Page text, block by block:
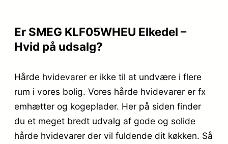
Er SMEG KLF05WHEU Elkedel –
Hvid på udsalg?
Hårde hvidevarer er ikke til at undvære i flere
rum i vores bolig. Vores hårde hvidevarer er fx
emhætter og kogeplader. Her på siden finder
du et meget bredt udvalg af gode og solide
hårde hvidevarer der vil fuldende dit køkken. Så